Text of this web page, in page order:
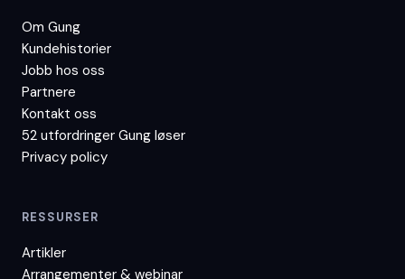
Om Gung
Kundehistorier
Jobb hos oss
Partnere
Kontakt oss
52 utfordringer Gung løser
Privacy policy
RESSURSER
Artikler
Arrangementer & webinar